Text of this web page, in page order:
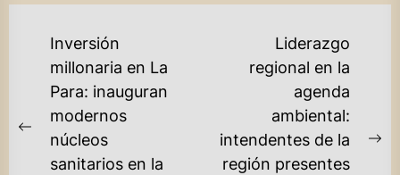
NAVEGACIÓN
ENTRADAS
Previous
post:
Inversión
millonaria en La
Para: inauguran
modernos
núcleos
sanitarios en la
Liderazgo
regional en la
agenda
ambiental:
intendentes de la
región presentes